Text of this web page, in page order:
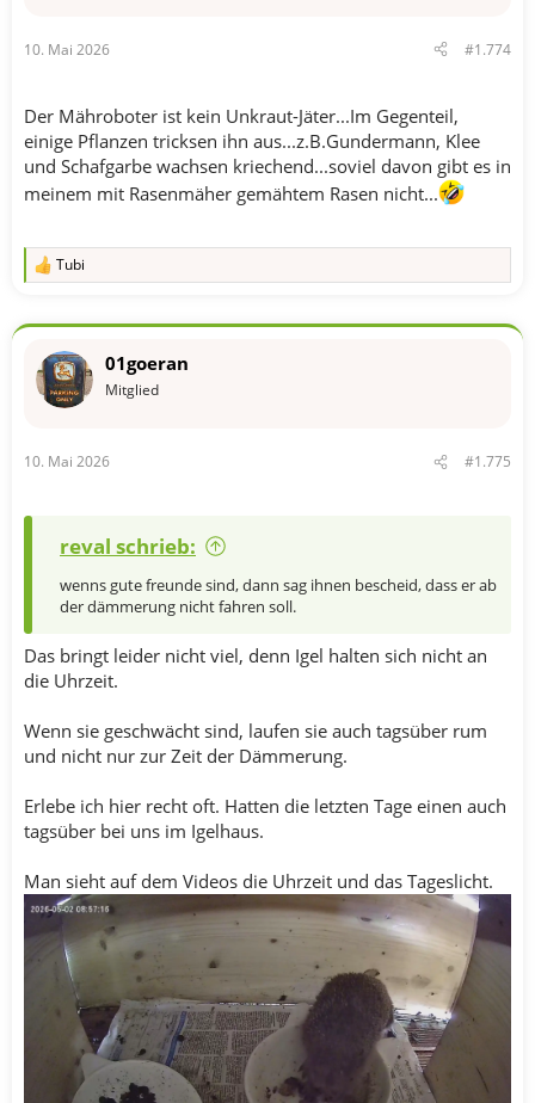
:
10. Mai 2026 #1.774
Der Mähroboter ist kein Unkraut-Jäter...Im Gegenteil,
einige Pflanzen tricksen ihn aus...z.B.Gundermann, Klee
und Schafgarbe wachsen kriechend...soviel davon gibt es in
meinem mit Rasenmäher gemähtem Rasen nicht...
R
k
o
:
Tubi
01goeran
Mitglied
10. Mai 2026 #1.775
reval schrieb:
wenns gute freunde sind, dann sag ihnen bescheid, dass er ab
der dämmerung nicht fahren soll.
Das bringt leider nicht viel, denn Igel halten sich nicht an
die Uhrzeit.
Wenn sie geschwächt sind, laufen sie auch tagsüber rum
und nicht nur zur Zeit der Dämmerung.
Erlebe ich hier recht oft. Hatten die letzten Tage einen auch
tagsüber bei uns im Igelhaus.
Man sieht auf dem Videos die Uhrzeit und das Tageslicht.